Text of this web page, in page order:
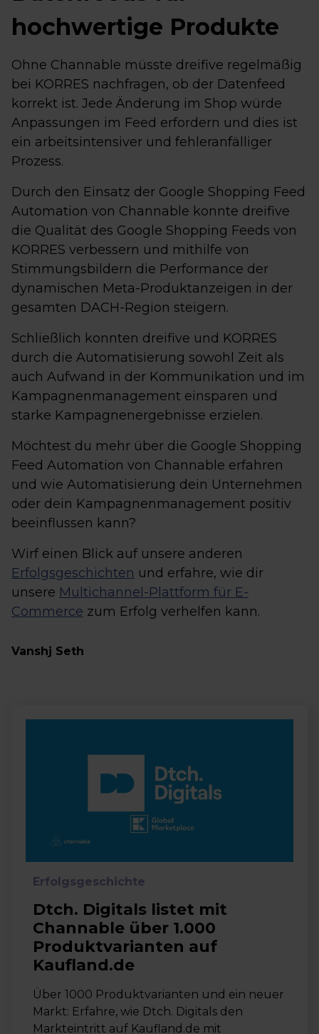
hochwertige Produkte
Ohne Channable müsste dreifive regelmäßig
bei KORRES nachfragen, ob der Datenfeed
korrekt ist. Jede Änderung im Shop würde
Anpassungen im Feed erfordern und dies ist
ein arbeitsintensiver und fehleranfälliger
Prozess.
Durch den Einsatz der Google Shopping Feed
Automation von Channable konnte dreifive
die Qualität des Google Shopping Feeds von
KORRES verbessern und mithilfe von
Stimmungsbildern die Performance der
dynamischen Meta-Produktanzeigen in der
gesamten DACH-Region steigern.
Schließlich konnten dreifive und KORRES
durch die Automatisierung sowohl Zeit als
auch Aufwand in der Kommunikation und im
Kampagnenmanagement einsparen und
starke Kampagnenergebnisse erzielen.
Möchtest du mehr über die Google Shopping
Feed Automation von Channable erfahren
und wie Automatisierung dein Unternehmen
oder dein Kampagnenmanagement positiv
beeinflussen kann?
Wirf einen Blick auf unsere anderen
Erfolgsgeschichten und erfahre, wie dir
unsere Multichannel-Plattform für E-
Commerce zum Erfolg verhelfen kann.
Vanshj Seth
Erfolgsgeschichte
Dtch. Digitals listet mit
Channable über 1.000
Produktvarianten auf
Kaufland.de
Über 1000 Produktvarianten und ein neuer
Markt: Erfahre, wie Dtch. Digitals den
Markteintritt auf Kaufland.de mit